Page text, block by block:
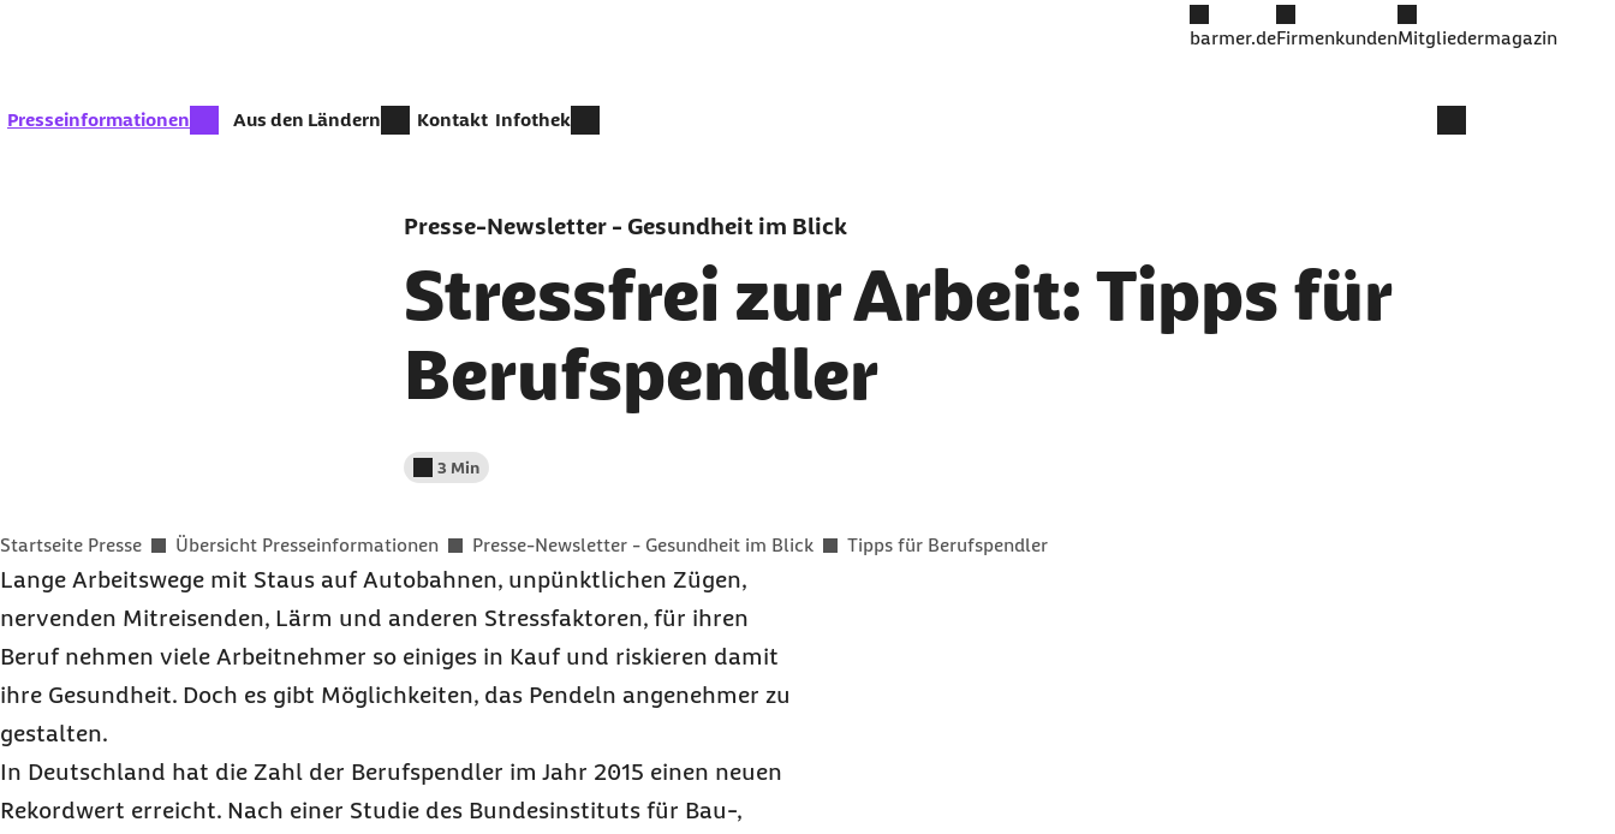
barmer.deFirmenkundenMitgliedermagazin
zur Zeit aktiv:
Presseinformationen Aus den Ländern Kontakt Infothek
Presse-Newsletter - Gesundheit im Blick
Stressfrei zur Arbeit: Tipps für
Berufspendler
Lesedauer weniger als
3 Min
Sie befinden sich hier:
Startseite Presse Übersicht Presseinformationen Presse-Newsletter - Gesundheit im Blick Tipps für Berufspendler
Lange Arbeitswege mit Staus auf Autobahnen, unpünktlichen Zügen,
nervenden Mitreisenden, Lärm und anderen Stressfaktoren, für ihren
Beruf nehmen viele Arbeitnehmer so einiges in Kauf und riskieren damit
ihre Gesundheit. Doch es gibt Möglichkeiten, das Pendeln angenehmer zu
gestalten.
In Deutschland hat die Zahl der Berufspendler im Jahr 2015 einen neuen
Rekordwert erreicht. Nach einer Studie des Bundesinstituts für Bau-,